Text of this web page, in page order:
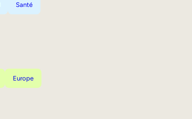
Santé
Europe